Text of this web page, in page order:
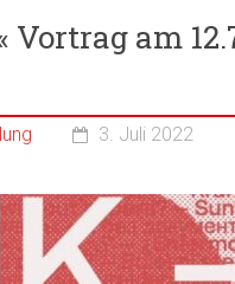
am
3. Juli 2022